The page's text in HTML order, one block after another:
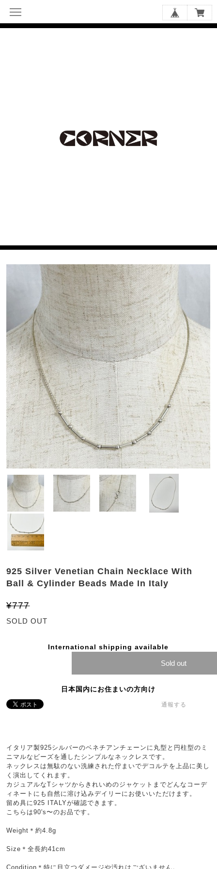
925 Silver Venetian Chain Necklace With
Ball & Cylinder Beads Made In Italy
¥777
SOLD OUT
International shipping available
Sold out
日本国内にお住まいの方向け
通報する
イタリア製925シルバーのベネチアンチェーンに丸型と円柱型のミ
ニマルなビーズを通したシンプルなネックレスです。
ネックレスは無駄のない洗練された佇まいでデコルテを上品に美し
く演出してくれます。
カジュアルなTシャツからきれいめのジャケットまでどんなコーデ
ィネートにも自然に溶け込みデイリーにお使いいただけます。
留め具に925 ITALYが確認できます。
こちらは90's〜のお品です。
Weight＊約4.8g
Size＊全長約41cm
Condition＊特に目立つダメージや汚れはございません。